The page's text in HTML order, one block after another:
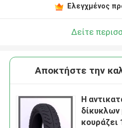
Ελεγχμένος
Δείτε
Αποκτήστε την
Η